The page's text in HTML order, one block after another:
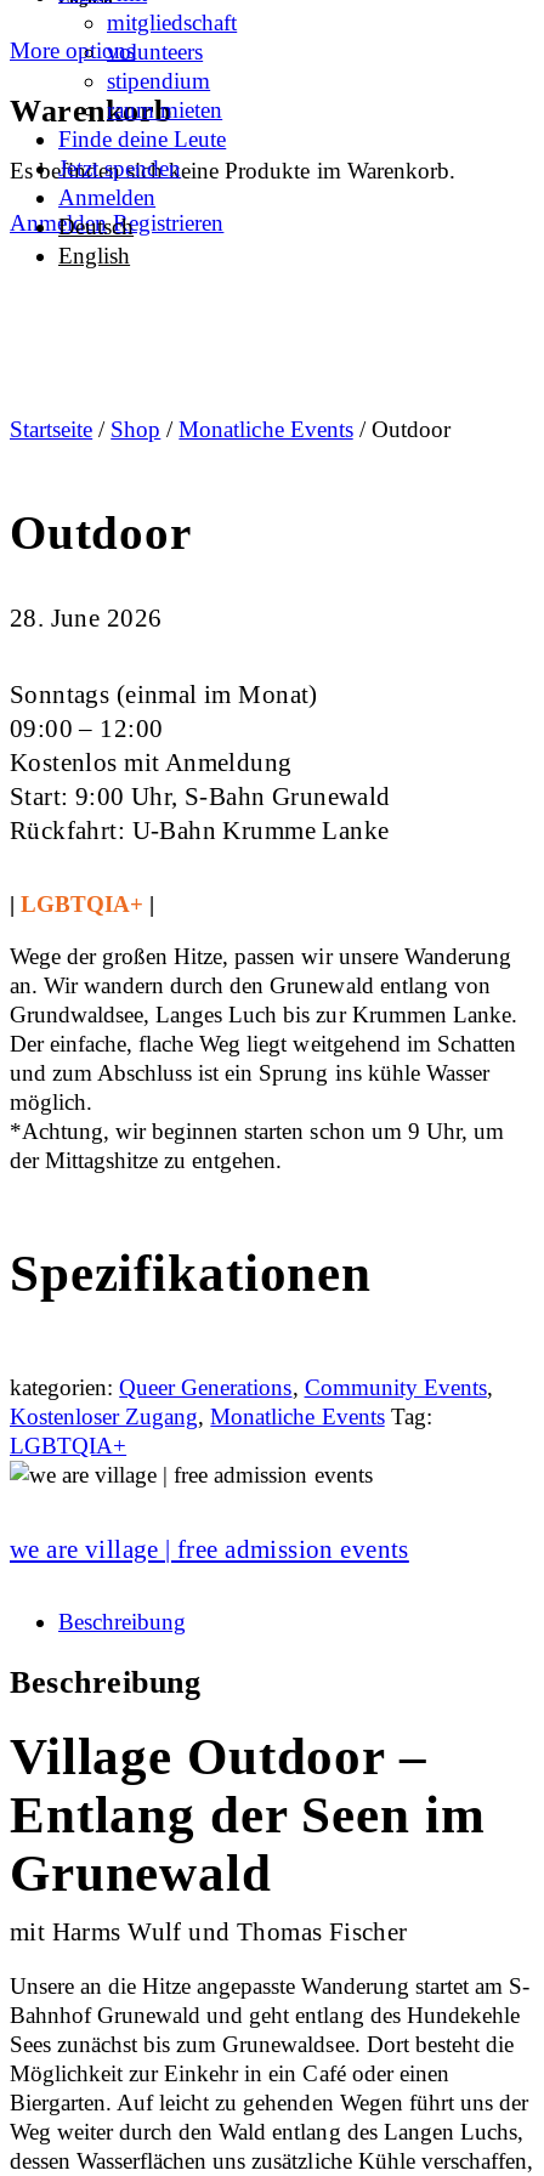
More options
Warenkorb
Es befinden sich keine Produkte im Warenkorb.
Anmelden Registrieren
mitgliedschaft
volunteers
stipendium
raum mieten
Finde deine Leute
Jetzt spenden
Anmelden
Deutsch
English
Startseite / Shop /Monatliche Events/ Outdoor
Outdoor
28. June 2026
Sonntags (einmal im Monat)
09:00 – 12:00
Kostenlos mit Anmeldung
Start: 9:00 Uhr, S-Bahn Grunewald
Rückfahrt: U-Bahn Krumme Lanke
|LGBTQIA+ |
Wege der großen Hitze, passen wir unsere Wanderung
an. Wir wandern durch den Grunewald entlang von
Grundwaldsee, Langes Luch bis zur Krummen Lanke.
Der einfache, flache Weg liegt weitgehend im Schatten
und zum Abschluss ist ein Sprung ins kühle Wasser
möglich.
*Achtung, wir beginnen starten schon um 9 Uhr, um
der Mittagshitze zu entgehen.
Spezifikationen
kategorien: Queer Generations, Community Events,
Kostenloser Zugang,Monatliche Events Tag:
LGBTQIA+
we are village | free admission events
Beschreibung
Beschreibung
Village Outdoor –
Entlang der Seen im
Grunewald
mit Harms Wulf und Thomas Fischer
Unsere an die Hitze angepasste Wanderung startet am S-
Bahnhof Grunewald und geht entlang des Hundekehle
Sees zunächst bis zum Grunewaldsee. Dort besteht die
Möglichkeit zur Einkehr in ein Café oder einen
Biergarten. Auf leicht zu gehenden Wegen führt uns der
Weg weiter durch den Wald entlang des Langen Luchs,
dessen Wasserflächen uns zusätzliche Kühle verschaffen,